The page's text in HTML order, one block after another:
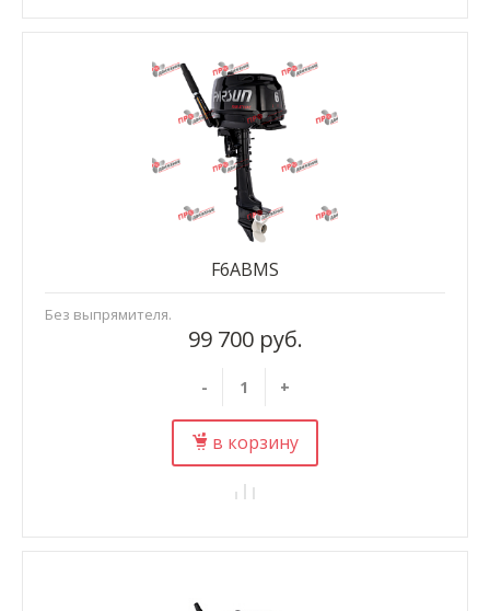
99 700 руб.
- +
в корзину
F6ABMS
Без выпрямителя.